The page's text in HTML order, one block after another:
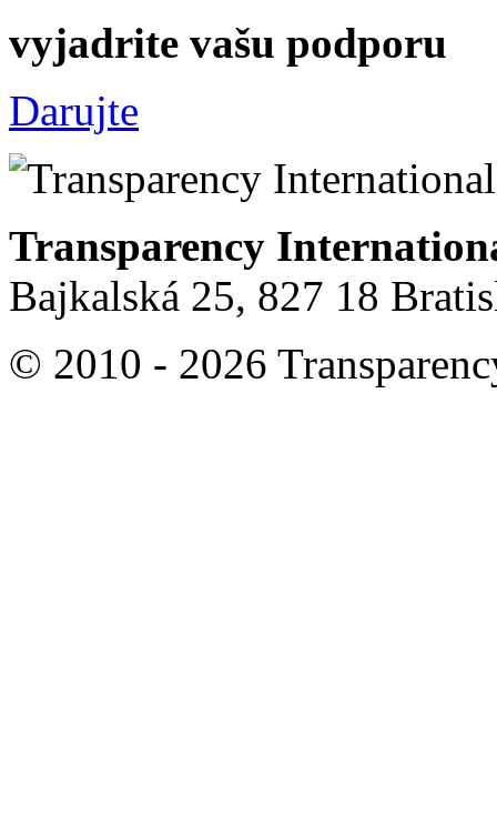
vyjadrite vašu podporu
Darujte
Transparency
Bajkalská 25, 827 18
© 2010 - 2026